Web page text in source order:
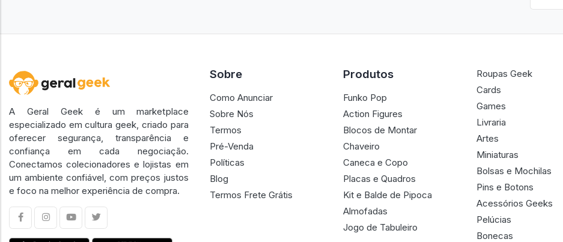
A Geral Geek é um marketplace
especializado em cultura geek, criado para
oferecer segurança, transparência e
confiança em cada negociação.
Conectamos colecionadores e lojistas em
um ambiente confiável, com preços justos
e foco na melhor experiência de compra.
Sobre
Como Anunciar
Sobre Nós
Termos
Pré-Venda
Políticas
Blog
Termos Frete Grátis
Produtos
Funko Pop
Action Figures
Blocos de Montar
Chaveiro
Caneca e Copo
Placas e Quadros
Kit e Balde de Pipoca
Almofadas
Jogo de Tabuleiro
Roupas Geek
Cards
Games
Livraria
Artes
Miniaturas
Bolsas e Mochilas
Pins e Botons
Acessórios Geeks
Pelúcias
Bonecas